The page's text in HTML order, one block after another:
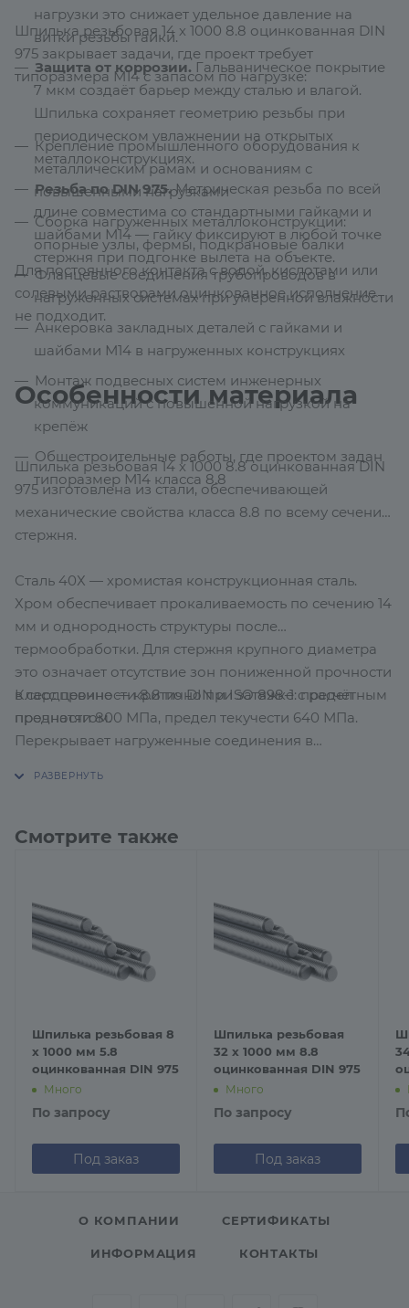
нагрузки это снижает удельное давление на
витки резьбы гайки.
Защита от коррозии. Гальваническое покрытие
7 мкм создаёт барьер между сталью и влагой.
Шпилька сохраняет геометрию резьбы при
периодическом увлажнении на открытых
металлоконструкциях.
Резьба по DIN 975.Метрическая резьба по всей
длине совместима со стандартными гайками и
шайбами М14 — гайку фиксируют в любой точке
стержня при подгонке вылета на объекте.
Шпилька резьбовая 14 х 1000 8.8 оцинкованная DIN
975 закрывает задачи, где проект требует
типоразмера М14 с запасом по нагрузке:
Крепление промышленного оборудования к
металлическим рамам и основаниям с
повышенными нагрузками
Сборка нагруженных металлоконструкций:
опорные узлы, фермы, подкрановые балки
Фланцевые соединения трубопроводов в
нагруженных системах при умеренной влажности
Анкеровка закладных деталей с гайками и
шайбами М14 в нагруженных конструкциях
Монтаж подвесных систем инженерных
коммуникаций с повышенной нагрузкой на
крепёж
Общестроительные работы, где проектом задан
типоразмер М14 класса 8.8
Для постоянного контакта с водой, кислотами или
солевыми растворами оцинкованное исполнение
не подходит.
Особенности материала
Шпилька резьбовая 14 х 1000 8.8 оцинкованная DIN
975 изготовлена из стали, обеспечивающей
механические свойства класса 8.8 по всему сечению
стержня.
Сталь 40Х — хромистая конструкционная сталь.
Хром обеспечивает прокаливаемость по сечению 14
мм и однородность структуры после
термообработки. Для стержня крупного диаметра
это означает отсутствие зон пониженной прочности
в сердцевине — критично при затяжке с расчётным
преднатягом.
Класс прочности 8.8 по DIN и ISO 898-1: предел
прочности 800 МПа, предел текучести 640 МПа.
Перекрывает нагруженные соединения в
Смотрите также
Шпилька резьбовая 8
х 1000 мм 5.8
оцинкованная DIN 975
Много
По запросу
Под заказ
Шпилька резьбовая
32 х 1000 мм 8.8
оцинкованная DIN 975
Много
По запросу
Под заказ
О КОМПАНИИ СЕРТИФИКАТЫ
ИНФОРМАЦИЯ КОНТАКТЫ